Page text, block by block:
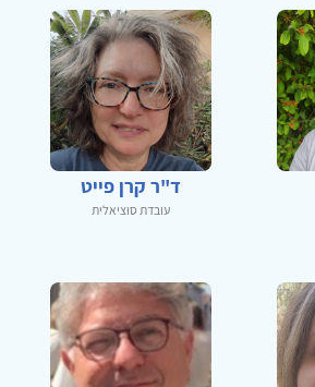
ד"ר קרן פייט
עובדת סוציאלית